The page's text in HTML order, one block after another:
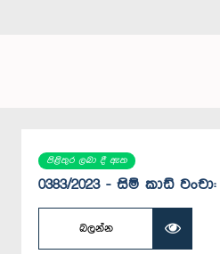
පිළිතුර ලබා දී ඇත
0383/2023 - සිම් කාඩ්
බලන්න